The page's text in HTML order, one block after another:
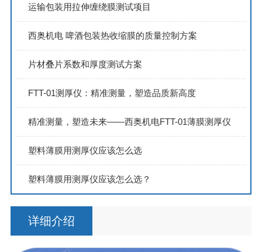
运输包装用拉伸缠绕膜测试项目
西奥机电 啤酒包装热收缩膜的质量控制方案
片材叠片系数和厚度测试方案
FTT-01测厚仪：精准测量，塑造品质新高度
精准测量，塑造未来——西奥机电FTT-01薄膜测厚仪
塑料薄膜用测厚仪应该怎么选
塑料薄膜用测厚仪应该怎么选？
详细介绍